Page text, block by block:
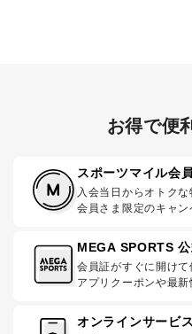
お得で便
スポーツマイル会
入会当日からオトクな
会員さま限定のキャン
MEGA SPORTS 公
会員証がすぐに開けて
アプリクーポンや最新
オンラインサービ